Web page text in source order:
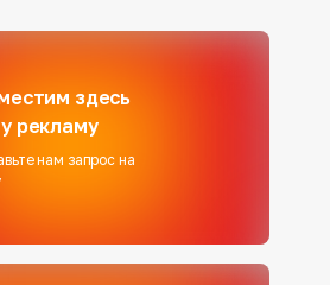
здесь
рекламу
нам запрос на